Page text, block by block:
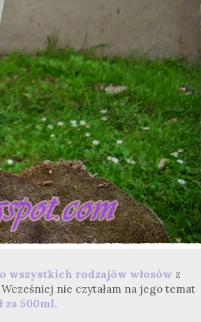
wszystkich rodzajów włosów z
nie czytałam na jego temat
za 500ml.